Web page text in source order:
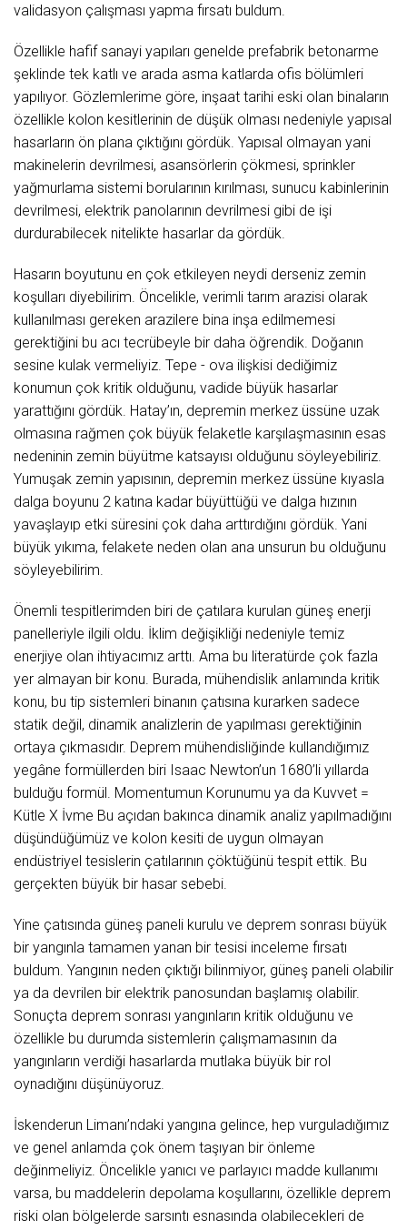
validasyon çalışması yapma fırsatı buldum.
Özellikle hafif sanayi yapıları genelde prefabrik betonarme
şeklinde tek katlı ve arada asma katlarda ofis bölümleri
yapılıyor. Gözlemlerime göre, inşaat tarihi eski olan binaların
özellikle kolon kesitlerinin de düşük olması nedeniyle yapısal
hasarların ön plana çıktığını gördük. Yapısal olmayan yani
makinelerin devrilmesi, asansörlerin çökmesi, sprinkler
yağmurlama sistemi borularının kırılması, sunucu kabinlerinin
devrilmesi, elektrik panolarının devrilmesi gibi de işi
durdurabilecek nitelikte hasarlar da gördük.
Hasarın boyutunu en çok etkileyen neydi derseniz zemin
koşulları diyebilirim. Öncelikle, verimli tarım arazisi olarak
kullanılması gereken arazilere bina inşa edilmemesi
gerektiğini bu acı tecrübeyle bir daha öğrendik. Doğanın
sesine kulak vermeliyiz. Tepe - ova ilişkisi dediğimiz
konumun çok kritik olduğunu, vadide büyük hasarlar
yarattığını gördük. Hatay’ın, depremin merkez üssüne uzak
olmasına rağmen çok büyük felaketle karşılaşmasının esas
nedeninin zemin büyütme katsayısı olduğunu söyleyebiliriz.
Yumuşak zemin yapısının, depremin merkez üssüne kıyasla
dalga boyunu 2 katına kadar büyüttüğü ve dalga hızının
yavaşlayıp etki süresini çok daha arttırdığını gördük. Yani
büyük yıkıma, felakete neden olan ana unsurun bu olduğunu
söyleyebilirim.
Önemli tespitlerimden biri de çatılara kurulan güneş enerji
panelleriyle ilgili oldu. İklim değişikliği nedeniyle temiz
enerjiye olan ihtiyacımız arttı. Ama bu literatürde çok fazla
yer almayan bir konu. Burada, mühendislik anlamında kritik
konu, bu tip sistemleri binanın çatısına kurarken sadece
statik değil, dinamik analizlerin de yapılması gerektiğinin
ortaya çıkmasıdır. Deprem mühendisliğinde kullandığımız
yegâne formüllerden biri Isaac Newton’un 1680’li yıllarda
bulduğu formül. Momentumun Korunumu ya da Kuvvet =
Kütle X İvme Bu açıdan bakınca dinamik analiz yapılmadığını
düşündüğümüz ve kolon kesiti de uygun olmayan
endüstriyel tesislerin çatılarının çöktüğünü tespit ettik. Bu
gerçekten büyük bir hasar sebebi.
Yine çatısında güneş paneli kurulu ve deprem sonrası büyük
bir yangınla tamamen yanan bir tesisi inceleme fırsatı
buldum. Yangının neden çıktığı bilinmiyor, güneş paneli olabilir
ya da devrilen bir elektrik panosundan başlamış olabilir.
Sonuçta deprem sonrası yangınların kritik olduğunu ve
özellikle bu durumda sistemlerin çalışmamasının da
yangınların verdiği hasarlarda mutlaka büyük bir rol
oynadığını düşünüyoruz.
İskenderun Limanı’ndaki yangına gelince, hep vurguladığımız
ve genel anlamda çok önem taşıyan bir önleme
değinmeliyiz. Öncelikle yanıcı ve parlayıcı madde kullanımı
varsa, bu maddelerin depolama koşullarını, özellikle deprem
riski olan bölgelerde sarsıntı esnasında olabilecekleri de